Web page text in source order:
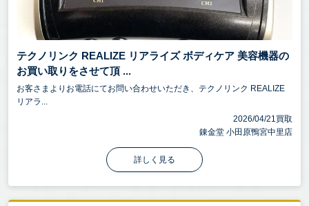
テクノリンク REALIZE リアライズ ボディケア 美容機器の
お買い取りをさせて頂 ...
お客さまよりお電話にてお問い合わせいただき、テクノリンク REALIZE
リアラ...
2026/04/21買取
錬金堂 小田原鴨宮中里店
詳しく見る